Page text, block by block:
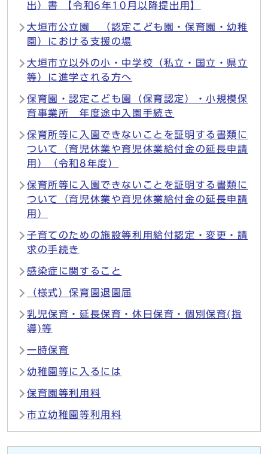
出）書 【令和6年10月以降提出用】
大垣市公立園 （認定こども園・保育園・幼稚
園）における支援の場
大垣市立以外の小・中学校（私立・国立・県立
等）に進学される方へ
保育園・認定こども園（保育認定）・小規模保
育事業所 年度途中入園手続き
保育所等に入園できないことを証明する書類に
ついて（育児休業や育児休業給付金の延長申請
用）（令和8年度）
保育所等に入園できないことを証明する書類に
ついて（育児休業や育児休業給付金の延長申請
用）
子育てのための施設等利用給付認定・変更・請
求の手続き
感染症に関すること
（様式）保育園退園届
乳児保育・延長保育・休日保育・個別保育(指
導)等
一時保育
幼稚園等に入るには
保育園等利用料
市立幼稚園等利用料